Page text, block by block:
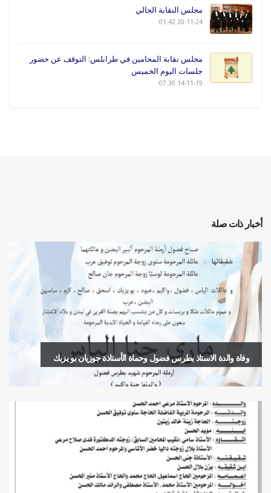
مجلس النقابة الحالي
20-11-24 01:42
مجلس نقابة المحامين في طرابلس: التوقف عن حضور
جلسات اليوم الخميس
14-11-19 07:30
أخبار ذات صلة
وفاة والدة الاستاذ بطرس فضول وحماة الأستاذة جوزيان بو يزبك